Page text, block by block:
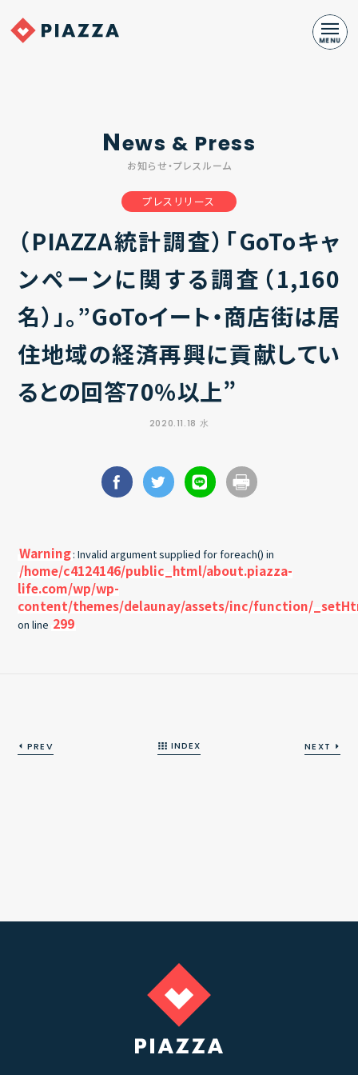
News & Press
お知らせ・プレスルーム
プレスリリース
（PIAZZA統計調査）「GoToキャ
ンペーンに関する調査（1,160
名）」。”GoToイート・商店街は居
住地域の経済再興に貢献してい
るとの回答70％以上”
2020.11.18 水
Warning: Invalid argument supplied for foreach() in
/home/c4124146/public_html/about.piazza-
life.com/wp/wp-
content/themes/delaunay/assets/inc/function/
on line 299
PREV INDEX NEXT